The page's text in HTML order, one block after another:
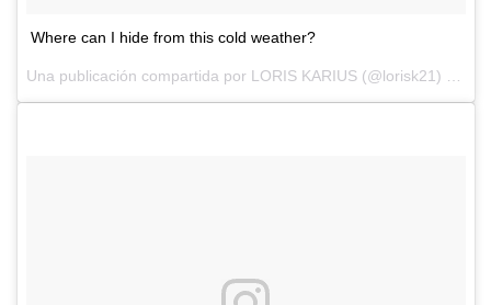
Where can I hide from this cold weather?
Una publicación compartida por LORIS KARIUS(@lorisk21) el